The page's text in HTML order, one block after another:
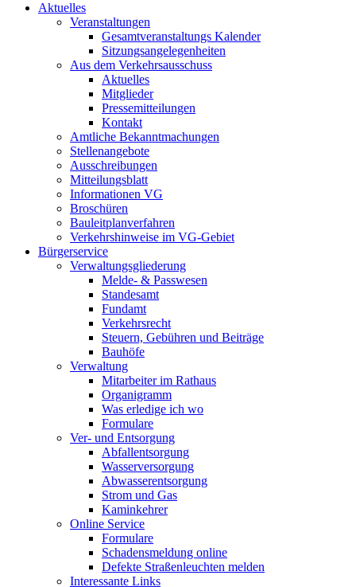
Aktuelles
Veranstaltungen
Gesamtveranstaltungs Kalender
Sitzungsangelegenheiten
Aus dem Verkehrsausschuss
Aktuelles
Mitglieder
Pressemitteilungen
Kontakt
Amtliche Bekanntmachungen
Stellenangebote
Ausschreibungen
Mitteilungsblatt
Informationen VG
Broschüren
Bauleitplanverfahren
Verkehrshinweise im VG-Gebiet
Bürgerservice
Verwaltungsgliederung
Melde- & Passwesen
Standesamt
Fundamt
Verkehrsrecht
Steuern, Gebühren und Beiträge
Bauhöfe
Verwaltung
Mitarbeiter im Rathaus
Organigramm
Was erledige ich wo
Formulare
Ver- und Entsorgung
Abfallentsorgung
Wasserversorgung
Abwasserentsorgung
Strom und Gas
Kaminkehrer
Online Service
Formulare
Schadensmeldung online
Defekte Straßenleuchten melden
Interessante Links